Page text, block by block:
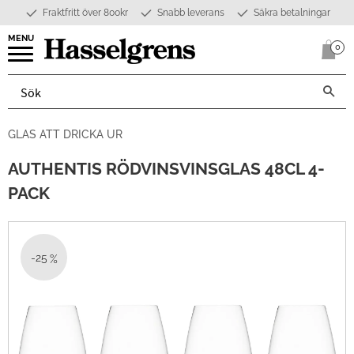
Meny
Fraktfritt över 800kr Snabb leverans Säkra betalningar
0
GLAS ATT DRICKA UR
AUTHENTIS RÖDVINSVINSGLAS 48CL 4-
PACK
25 %